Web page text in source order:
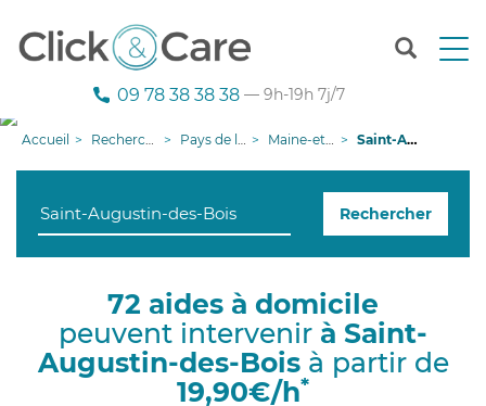
T
n
g
09 78 38 38 38 — 9h-19h 7j/7
Accueil Recherche aide à domicile Pays de la Loire Maine-et-Loire Saint-Augustin-des-Bois
Rechercher
72 aides à domicile
peuvent intervenir à Saint-
Augustin-des-Boisà partir de
19,90€/h*